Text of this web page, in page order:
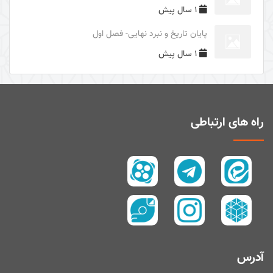
دوری از مرگ جاهلیت
سال1395
سال 1394
زیارت و توسل
پیامبر امّی (صلی الله علیه و آله و سلم)
تفسیر سورۀ کوثر
سال 1397
سال 1395
1 سال پیش
پایان تاریخ و نبرد نهایی- فصل اول
1 سال پیش
راه های ارتباطی
آدرس